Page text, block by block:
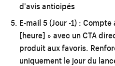
d'avis anticipés
E-mail 5 (Jour -1) :
[heure] » avec un CTA
produit aux favoris.
uniquement le jour du